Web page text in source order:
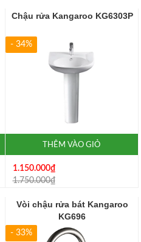
Chậu rửa Kangaroo KG6303P
- 34%
THÊM VÀO GIỎ
1.150.000₫
1.750.000₫
Vòi chậu rửa bát Kangaroo
KG696
- 33%